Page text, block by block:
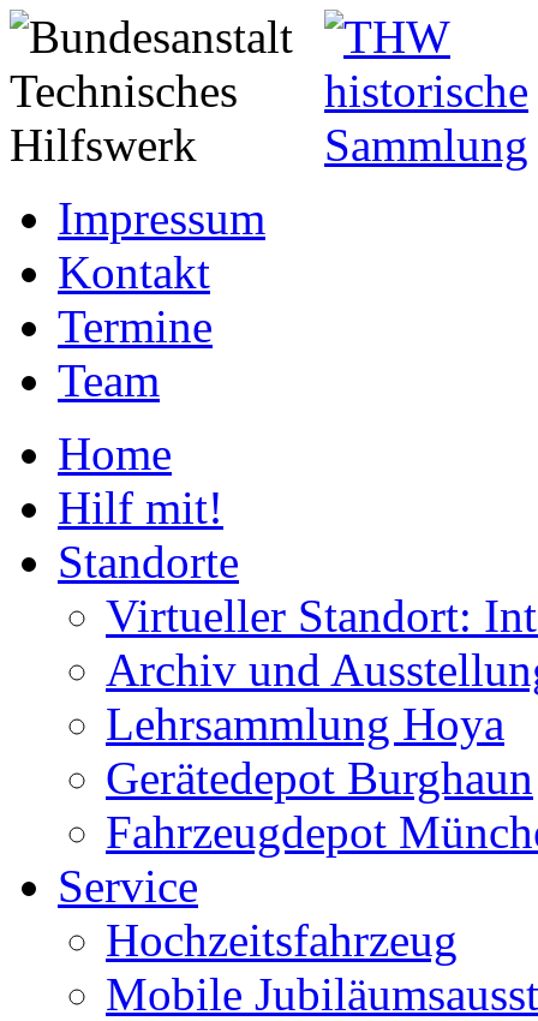
Impressum
Kontakt
Termine
Team
Home
Hilf mit!
Standorte
Virtueller Standort:
Archiv und
Lehrsammlung Hoya
Gerätedepot Burghaun
Fahrzeugdepot
Service
Hochzeitsfahrzeug
Mobile